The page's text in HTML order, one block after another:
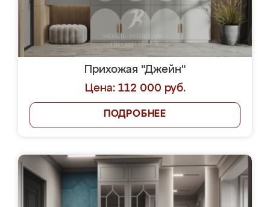
Прихожая "Джейн"
Цена: 112 000 руб.
ПОДРОБНЕЕ